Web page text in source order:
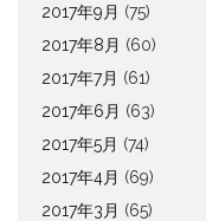
2017年9月 (75)
2017年8月 (60)
2017年7月 (61)
2017年6月 (63)
2017年5月 (74)
2017年4月 (69)
2017年3月 (65)